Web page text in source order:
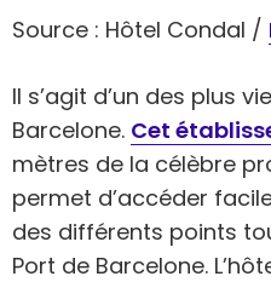
Source : Hôtel Condal /
Il s’agit d’un des plus
Barcelone. Cet
mètres de la célèbre
permet d’accéder
des différents points
Port de Barcelone.